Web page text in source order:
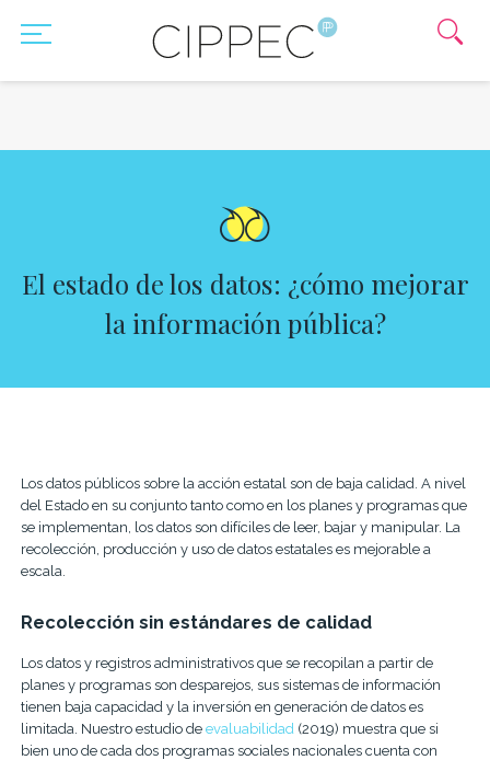
El estado de los datos: ¿cómo mejorar
la información pública?
Los datos públicos sobre la acción estatal son de baja calidad. A nivel
del Estado en su conjunto tanto como en los planes y programas que
se implementan, los datos son difíciles de leer, bajar y manipular. La
recolección, producción y uso de datos estatales es mejorable a
escala.
Recolección sin estándares de calidad
Los datos y registros administrativos que se recopilan a partir de
planes y programas son desparejos, sus sistemas de información
tienen baja capacidad y la inversión en generación de datos es
limitada. Nuestro estudio de evaluabilidad (2019) muestra que si
bien uno de cada dos programas sociales nacionales cuenta con